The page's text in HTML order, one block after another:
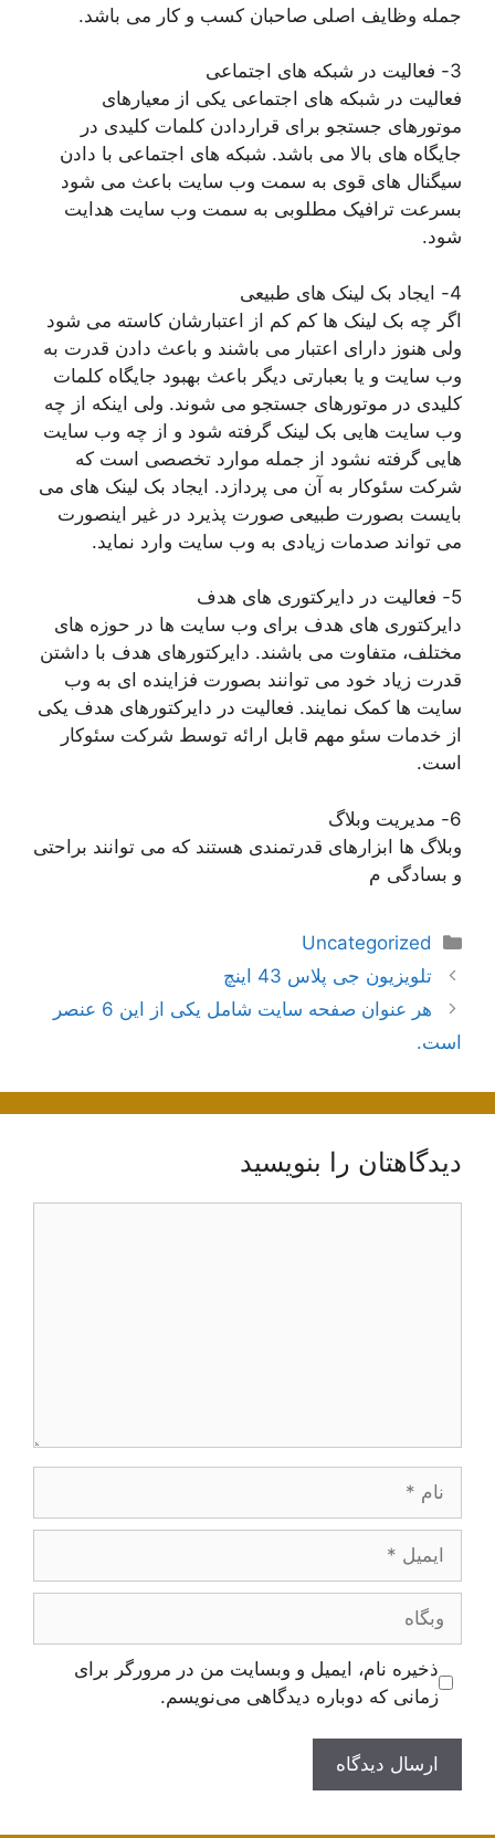
جمله وظایف اصلی صاحبان کسب و کار می باشد.
3- فعالیت در شبکه های اجتماعی
فعالیت در شبکه های اجتماعی یکی از معیارهای
موتورهای جستجو برای قراردادن کلمات کلیدی در
جایگاه های بالا می باشد. شبکه های اجتماعی با دادن
سیگنال های قوی به سمت وب سایت باعث می شود
بسرعت ترافیک مطلوبی به سمت وب سایت هدایت
شود.
4- ایجاد بک لینک های طبیعی
اگر چه بک لینک ها کم کم از اعتبارشان کاسته می شود
ولی هنوز دارای اعتبار می باشند و باعث دادن قدرت به
وب سایت و یا بعبارتی دیگر باعث بهبود جایگاه کلمات
کلیدی در موتورهای جستجو می شوند. ولی اینکه از چه
وب سایت هایی بک لینک گرفته شود و از چه وب سایت
هایی گرفته نشود از جمله موارد تخصصی است که
شرکت سئوکار به آن می پردازد. ایجاد بک لینک های می
بایست بصورت طبیعی صورت پذیرد در غیر اینصورت
می تواند صدمات زیادی به وب سایت وارد نماید.
5- فعالیت در دایرکتوری های هدف
دایرکتوری های هدف برای وب سایت ها در حوزه های
مختلف، متفاوت می باشند. دایرکتورهای هدف با داشتن
قدرت زیاد خود می توانند بصورت فزاینده ای به وب
سایت ها کمک نمایند. فعالیت در دایرکتورهای هدف یکی
از خدمات سئو مهم قابل ارائه توسط شرکت سئوکار
است.
6- مدیریت وبلاگ
وبلاگ ها ابزارهای قدرتمندی هستند که می توانند براحتی
و بسادگی م
دسته‌ها
Uncategorized
ناوبری
نوشته‌ها
تلویزیون جی پلاس 43 اینچ
هر عنوان صفحه سایت شامل یکی از این 6 عنصر
است.
دیدگاهتان را بنویسید
وبگاه
ذخیره نام، ایمیل و وبسایت من در مرورگر برای
زمانی که دوباره دیدگاهی می‌نویسم.